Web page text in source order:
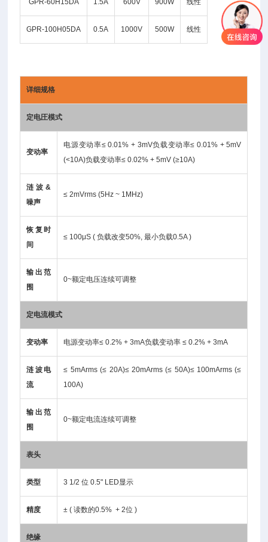
GPR-60H15DA 1.5A 600V 900W 线性
GPR-100H05DA 0.5A 1000V 500W 线性
详细规格
定电圧模式
变动率
电源变动率≤ 0.01% + 3mV负载变动率≤ 0.01% + 5mV
(<10A)负载变动率≤ 0.02% + 5mV (≥10A)
涟波&
噪声
≤ 2mVrms (5Hz ~ 1MHz)
恢复时
间
≤ 100μS ( 负载改变50%, 最小负载0.5A )
输出范
围
0~额定电压连续可调整
定电流模式
变动率 电源变动率≤ 0.2% + 3mA负载变动率 ≤ 0.2% + 3mA
涟波电
流
≤ 5mArms (≤ 20A)≤ 20mArms (≤ 50A)≤ 100mArms (≤
100A)
输出范
围
0~额定电流连续可调整
表头
类型 3 1/2 位 0.5" LED显示
精度 ± ( 读数的0.5% + 2位 )
绝缘